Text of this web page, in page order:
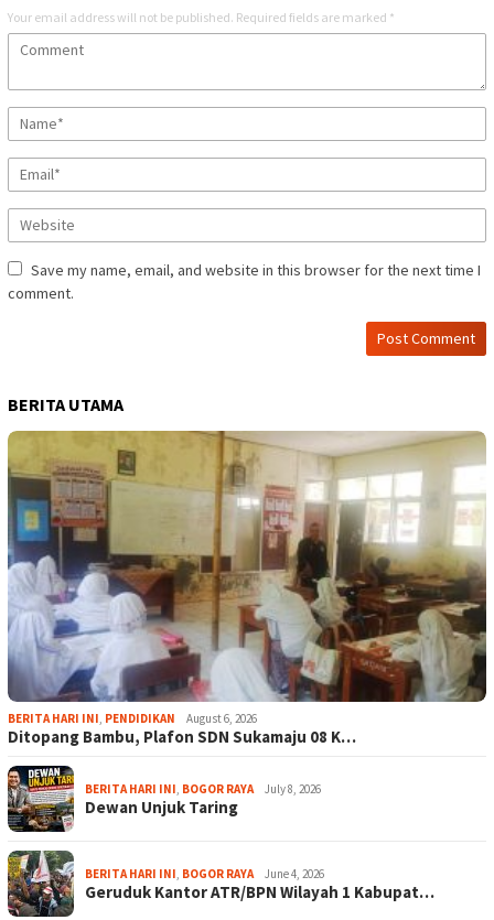
Your email address will not be published. Required fields are marked *
Save my name, email, and website in this browser for the next time I
comment.
BERITA UTAMA
BERITA HARI INI, PENDIDIKAN August 6, 2026
Ditopang Bambu, Plafon SDN Sukamaju 08 K…
BERITA HARI INI, BOGOR RAYA July 8, 2026
Dewan Unjuk Taring
BERITA HARI INI, BOGOR RAYA June 4, 2026
Geruduk Kantor ATR/BPN Wilayah 1 Kabupat…